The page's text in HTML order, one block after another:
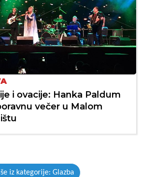
i ovacije: Hanka Paldum
večer u Malom
iz kategorije: Glazba